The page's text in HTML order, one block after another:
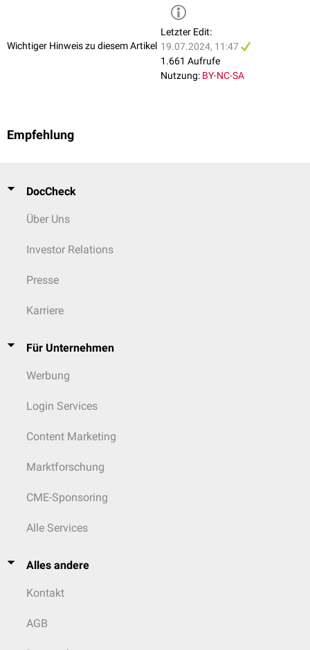
Wichtiger Hinweis zu diesem Artikel
Letzter Edit:
19.07.2024, 11:47
1.661 Aufrufe
Nutzung: BY-NC-SA
Empfehlung
DocCheck
Über Uns
Investor Relations
Presse
Karriere
Für Unternehmen
Werbung
Login Services
Content Marketing
Marktforschung
CME-Sponsoring
Alle Services
Alles andere
Kontakt
AGB